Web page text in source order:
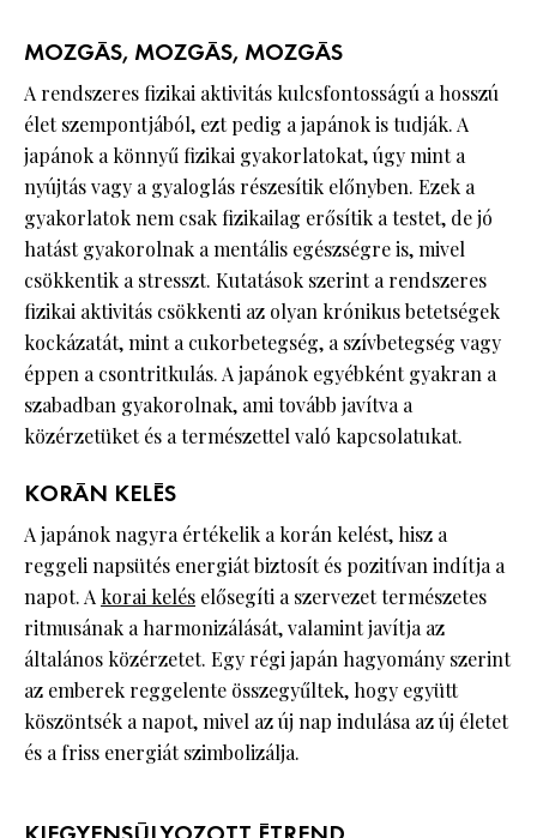
MOZGÁS, MOZGÁS, MOZGÁS
A rendszeres fizikai aktivitás kulcsfontosságú a hosszú
élet szempontjából, ezt pedig a japánok is tudják. A
japánok a könnyű fizikai gyakorlatokat, úgy mint a
nyújtás vagy a gyaloglás részesítik előnyben. Ezek a
gyakorlatok nem csak fizikailag erősítik a testet, de jó
hatást gyakorolnak a mentális egészségre is, mivel
csökkentik a stresszt. Kutatások szerint a rendszeres
fizikai aktivitás csökkenti az olyan krónikus betetségek
kockázatát, mint a cukorbetegség, a szívbetegség vagy
éppen a csontritkulás. A japánok egyébként gyakran a
szabadban gyakorolnak, ami tovább javítva a
közérzetüket és a természettel való kapcsolatukat.
KORÁN KELÉS
A japánok nagyra értékelik a korán kelést, hisz a
reggeli napsütés energiát biztosít és pozitívan indítja a
napot. A korai kelés elősegíti a szervezet természetes
ritmusának a harmonizálását, valamint javítja az
általános közérzetet. Egy régi japán hagyomány szerint
az emberek reggelente összegyűltek, hogy együtt
köszöntsék a napot, mivel az új nap indulása az új életet
és a friss energiát szimbolizálja.